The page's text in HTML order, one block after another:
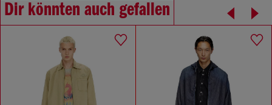
Dir könnten auch gefallen